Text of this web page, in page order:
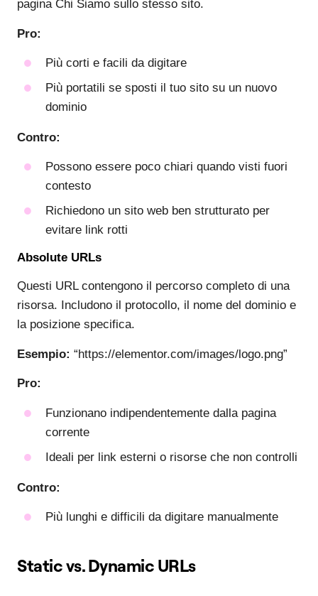
pagina Chi Siamo sullo stesso sito.
Pro:
Più corti e facili da digitare
Più portatili se sposti il tuo sito su un nuovo
dominio
Contro:
Possono essere poco chiari quando visti fuori
contesto
Richiedono un sito web ben strutturato per
evitare link rotti
Absolute URLs
Questi URL contengono il percorso completo di una
risorsa. Includono il protocollo, il nome del dominio e
la posizione specifica.
Esempio: “https://elementor.com/images/logo.png”
Pro:
Funzionano indipendentemente dalla pagina
corrente
Ideali per link esterni o risorse che non controlli
Contro:
Più lunghi e difficili da digitare manualmente
Static vs. Dynamic URLs